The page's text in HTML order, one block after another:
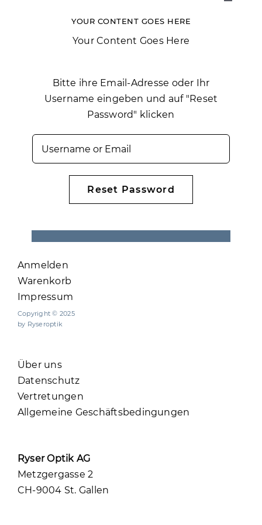
Toggle
WARENKORB
YOUR CONTENT GOES HERE
Your Content Goes Here
Bitte ihre Email-Adresse oder Ihr
Username eingeben und auf "Reset
Password" klicken
Reset Password
Anmelden
Warenkorb
Impressum
Copyright © 2025
by Ryseroptik
Über uns
Datenschutz
Vertretungen
Allgemeine Geschäftsbedingungen
Ryser Optik AG
Metzgergasse 2
CH-9004 St. Gallen